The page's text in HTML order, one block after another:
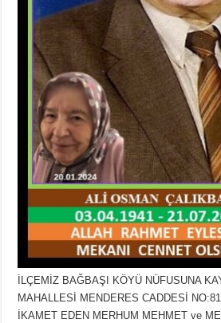
İLÇEMİZ BAĞBAŞI KÖYÜ NÜFUSUNA
MAHALLESİ MENDERES CADDESİ
İKAMET EDEN MERHUM MEHMET ve